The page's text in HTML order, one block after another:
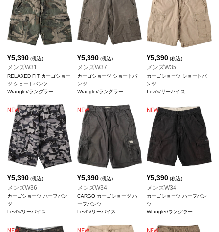
¥5,390 (税込)
メンズW31
RELAXED FIT カーゴショー
ツ ショートパンツ
Wrangler/ラングラー
¥5,390(税込)
メンズW37
カーゴショーツ ショートパ
ンツ
Wrangler/ラングラー
¥5,390 (税込)
メンズW35
カーゴショーツ ショートパ
ンツ
Levi's/リーバイス
¥5,390 (税込)
メンズW36
カーゴショーツ ハーフパン
ツ
Levi's/リーバイス
¥5,390(税込)
メンズW34
CARGO カーゴショーツ ハ
ーフパンツ
Levi's/リーバイス
¥5,390 (税込)
メンズW34
カーゴショーツ ハーフパン
ツ
Wrangler/ラングラー